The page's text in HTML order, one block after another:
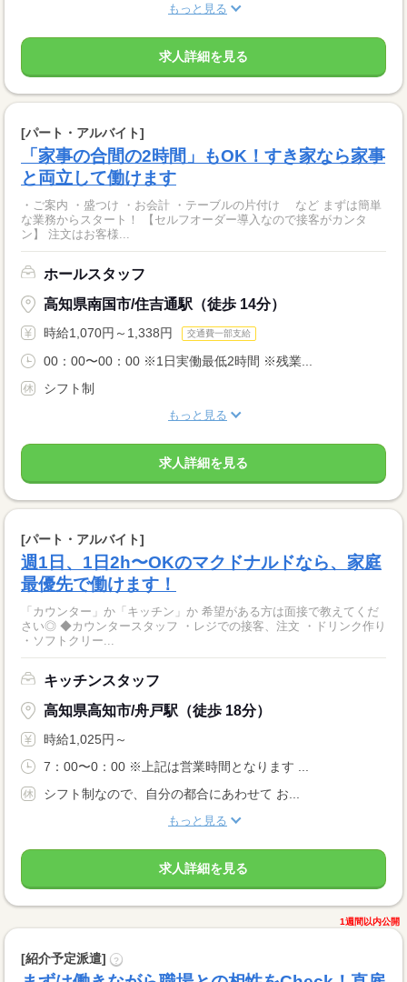
もっと見る
求人詳細を見る
[パート・アルバイト]
「家事の合間の2時間」もOK！すき家なら家事
と両立して働けます
・ご案内 ・盛つけ ・お会計 ・テーブルの片付け など まずは簡単
な業務からスタート！ 【セルフオーダー導入なので接客がカンタ
ン】 注文はお客様...
ホールスタッフ
高知県南国市/住吉通駅（徒歩 14分）
時給1,070円～1,338円 交通費一部支給
00：00〜00：00 ※1日実働最低2時間 ※残業...
シフト制
もっと見る
求人詳細を見る
[パート・アルバイト]
週1日、1日2h〜OKのマクドナルドなら、家庭
最優先で働けます！
「カウンター」か「キッチン」か 希望がある方は面接で教えてくだ
さい◎ ◆カウンタースタッフ ・レジでの接客、注文 ・ドリンク作り
・ソフトクリー...
キッチンスタッフ
高知県高知市/舟戸駅（徒歩 18分）
時給1,025円～
7：00〜0：00 ※上記は営業時間となります ...
シフト制なので、自分の都合にあわせて お...
もっと見る
求人詳細を見る
1週間以内公開
[紹介予定派遣] ?